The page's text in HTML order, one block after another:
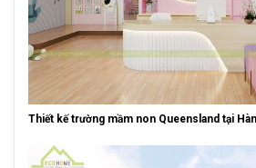
Thiết kế trường mầm non Queensland tại